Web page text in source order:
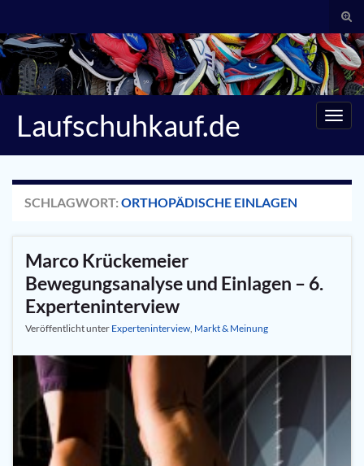
Search for:
Laufschuhkauf.de
SCHLAGWORT: ORTHOPÄDISCHE EINLAGEN
Marco Krückemeier
Bewegungsanalyse und Einlagen – 6.
Experteninterview
Veröffentlicht unter Experteninterview Markt & Meinung